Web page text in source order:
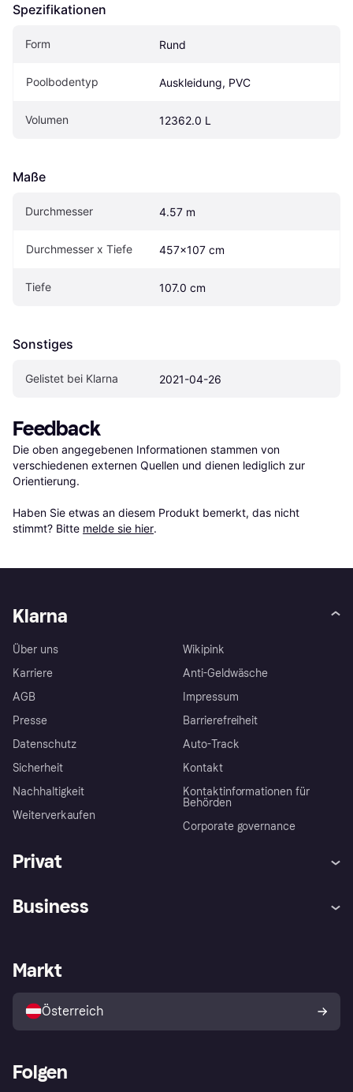
Spezifikationen
Form Rund
Poolbodentyp Auskleidung, PVC
Volumen 12362.0 L
Maße
Durchmesser 4.57 m
Durchmesser x Tiefe 457x107 cm
Tiefe 107.0 cm
Sonstiges
Gelistet bei Klarna 2021-04-26
Feedback
Die oben angegebenen Informationen stammen von
verschiedenen externen Quellen und dienen lediglich zur
Orientierung.
Haben Sie etwas an diesem Produkt bemerkt, das nicht
stimmt? Bitte melde sie hier.
Klarna
Über uns
Karriere
AGB
Presse
Datenschutz
Sicherheit
Nachhaltigkeit
Weiterverkaufen
Wikipink
Anti-Geldwäsche
Impressum
Barrierefreiheit
Auto-Track
Kontakt
Kontaktinformationen für
Behörden
Corporate governance
Privat
Shops entdecken
Business
Händlerportal
Markt
Österreich
Folgen